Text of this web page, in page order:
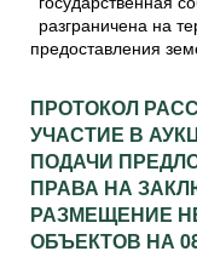
разграничена на
предоставления
ПРОТОКОЛ
УЧАСТИЕ В
ПОДАЧИ
ПРАВА НА
РАЗМЕЩЕНИЕ
ОБЪЕКТОВ НА